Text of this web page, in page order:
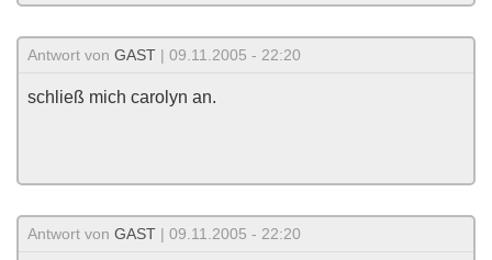
Antwort von GAST | 09.11.2005 - 22:20
schließ mich carolyn an.
Antwort von GAST | 09.11.2005 - 22:20